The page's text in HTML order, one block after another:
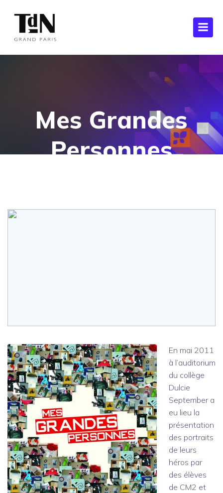
Mes Grandes
Personnes
En mai 2011
à l’auditorium
du collège
Dulcie
September a
eu lieu la
présentation
des portraits
de leurs
héros par
des élèves
de CM2 et